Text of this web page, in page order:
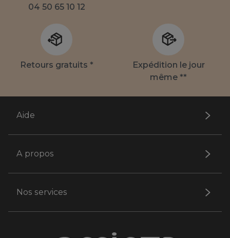
04 50 65 10 12
Retours gratuits *
Expédition le jour
même **
Aide
A propos
Nos services